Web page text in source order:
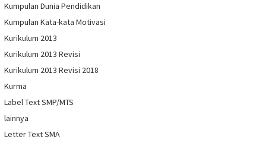
Kumpulan Dunia Pendidikan
Kumpulan Kata-kata Motivasi
Kurikulum 2013
Kurikulum 2013 Revisi
Kurikulum 2013 Revisi 2018
Kurma
Label Text SMP/MTS
lainnya
Letter Text SMA